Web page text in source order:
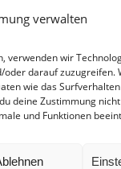
verwalten
verwenden wir
darauf zuzugreifen.
wie das
deine Zustimmung
und Funktionen